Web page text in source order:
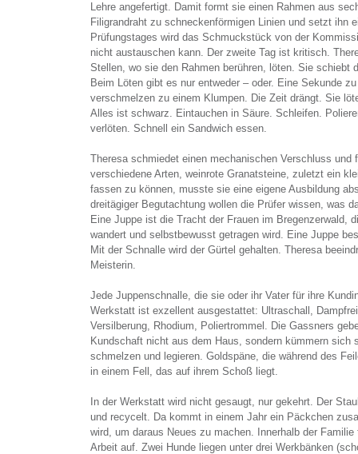
Lehre angefertigt. Damit formt sie einen Rahmen aus
Filigrandraht zu schneckenförmigen Linien und setzt ihn
Prüfungstages wird das Schmuckstück von der
nicht austauschen kann. Der zweite Tag ist kritisch.
Stellen, wo sie den Rahmen berühren, löten. Sie schiebt
Beim Löten gibt es nur entweder – oder. Eine Sekunde
verschmelzen zu einem Klumpen. Die Zeit drängt. Sie
Alles ist schwarz. Eintauchen in Säure. Schleifen.
verlöten. Schnell ein Sandwich essen.
Theresa schmiedet einen mechanischen Verschluss und
verschiedene Arten, weinrote Granatsteine, zuletzt ein
fassen zu können, musste sie eine eigene Ausbildung
dreitägiger Begutachtung wollen die Prüfer wissen, was
Eine Juppe ist die Tracht der Frauen im Bregenzerwald,
wandert und selbstbewusst getragen wird. Eine Juppe
Mit der Schnalle wird der Gürtel gehalten. Theresa
Meisterin.
Jede Juppenschnalle, die sie oder ihr Vater für ihre
Werkstatt ist exzellent ausgestattet: Ultraschall,
Versilberung, Rhodium, Poliertrommel. Die Gassners
Kundschaft nicht aus dem Haus, sondern kümmern sich
schmelzen und legieren. Goldspäne, die während des
in einem Fell, das auf ihrem Schoß liegt.
In der Werkstatt wird nicht gesaugt, nur gekehrt. Der
und recycelt. Da kommt in einem Jahr ein Päckchen
wird, um daraus Neues zu machen. Innerhalb der
Arbeit auf. Zwei Hunde liegen unter drei Werkbänken